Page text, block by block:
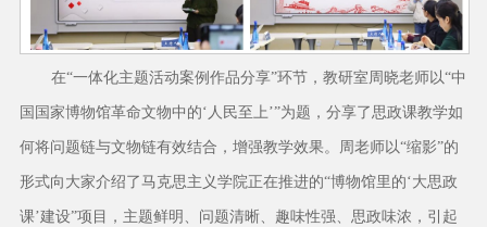
在“一体化主题活动案例作品分享”环节，教研室周晓老师以“中
国国家博物馆革命文物中的‘人民至上’”为题，分享了思政课教学如
何将问题链与文物链有效结合，增强教学效果。周老师以“缩影”的
形式向大家介绍了马克思主义学院正在推进的“博物馆里的‘大思政
课’建设”项目，主题鲜明、问题清晰、趣味性强、思政味浓，引起